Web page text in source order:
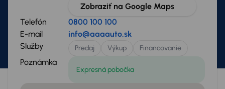
Zobraziť na Google Maps
Telefón
0800 100 100
E-mail
info@aaaauto.sk
Služby
Predaj Výkup Financovanie
Poznámka
Expresná pobočka